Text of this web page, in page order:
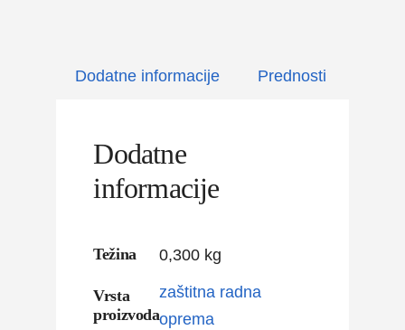
Dodatne informacije Prednosti
Dodatne
informacije
Težina 0,300 kg
Vrsta
proizvoda
zaštitna radna
oprema